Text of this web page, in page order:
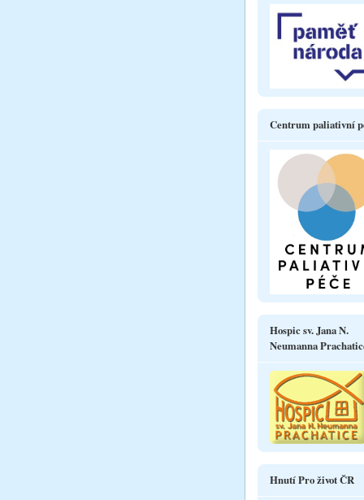
Centrum paliativní
Hospic sv. Jana N.
Neumanna
Hnutí Pro život ČR